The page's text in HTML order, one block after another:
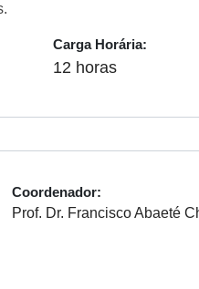
Carga Horária:
12 horas
Coordenador:
Prof. Dr. Francisco Abaeté